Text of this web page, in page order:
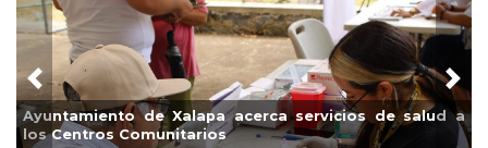
Ayuntamiento de Xalapa acerca servicios de salud a
los Centros Comunitarios
Previous